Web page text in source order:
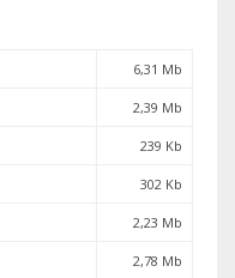
6,31 Mb
2,39 Mb
239 Kb
302 Kb
2,23 Mb
2,78 Mb